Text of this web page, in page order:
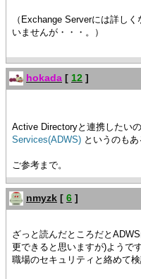
（Exchange Serverには詳し
いませんが・・・。）
hokada [ 12 ]
Active Directoryと連携したいの
Services(ADWS) というのもあ
ご参考まで。
nmyzk [ 6 ]
ざっと読んだところだと
更できると思いますが)ようです
職場のセキュリティと絡めて